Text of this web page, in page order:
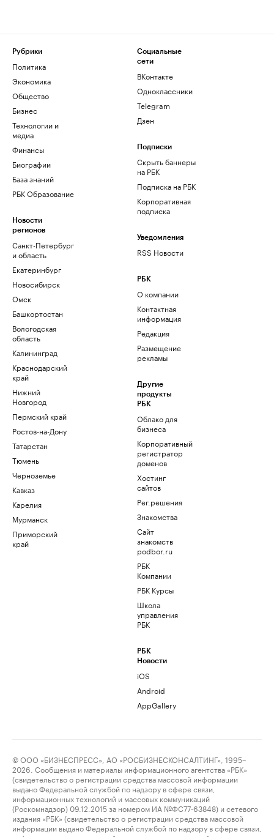
Рубрики
Политика
Экономика
Общество
Бизнес
Технологии и
медиа
Финансы
Биографии
База знаний
РБК Образование
Новости
регионов
Санкт-Петербург
и область
Екатеринбург
Новосибирск
Омск
Башкортостан
Вологодская
область
Калининград
Краснодарский
край
Нижний
Новгород
Пермский край
Ростов-на-Дону
Татарстан
Тюмень
Черноземье
Кавказ
Карелия
Мурманск
Приморский
край
Социальные
сети
ВКонтакте
Одноклассники
Telegram
Дзен
Подписки
Скрыть баннеры
на РБК
Подписка на РБК
Корпоративная
подписка
Уведомления
RSS Новости
РБК
О компании
Контактная
информация
Редакция
Размещение
рекламы
Другие
продукты
РБК
Облако для
бизнеса
Корпоративный
регистратор
доменов
Хостинг
сайтов
Рег.решения
Знакомства
Сайт
знакомств
podbor.ru
РБК
Компании
РБК Курсы
Школа
управления
РБК
РБК
Новости
iOS
Android
AppGallery
© ООО «БИЗНЕСПРЕСС», АО «РОСБИЗНЕСКОНСАЛТИНГ», 1995–
2026. Сообщения и материалы информационного агентства «РБК»
(свидетельство о регистрации средства массовой информации
выдано Федеральной службой по надзору в сфере связи,
информационных технологий и массовых коммуникаций
(Роскомнадзор) 09.12.2015 за номером ИА №ФС77-63848) и сетевого
издания «РБК» (свидетельство о регистрации средства массовой
информации выдано Федеральной службой по надзору в сфере связи,